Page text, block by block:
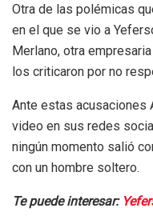
Otra de las polémicas
en el que se vio a
Merlano, otra
los criticaron por no
Ante estas acusaciones
video en sus redes
ningún momento salió
con un hombre soltero.
Te puede interesar: